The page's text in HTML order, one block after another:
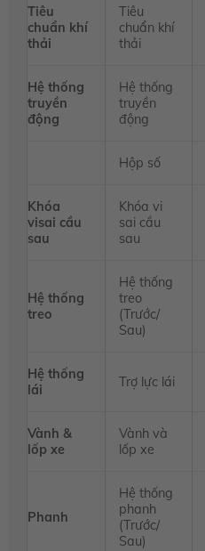
Tiêu
chuẩn khí
thải
Tiêu
chuẩn khí
thải
Hệ thống
truyền
động
Hệ thống
truyền
động
Hộp số
Khóa
visai cầu
sau
Khóa vi
sai cầu
sau
Hệ thống
treo
Hệ thống
treo
(Trước/
Sau)
Hệ thống
lái
Trợ lực lái
Vành &
lốp xe
Vành và
lốp xe
Phanh
Hệ thống
phanh
(Trước/
Sau)